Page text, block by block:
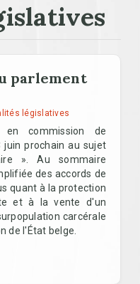
parlement
législatives
en commission de
juin prochain au sujet
». Au sommaire
des accords de
quant à la protection
et à la vente d'un
carcérale
de l'État belge.